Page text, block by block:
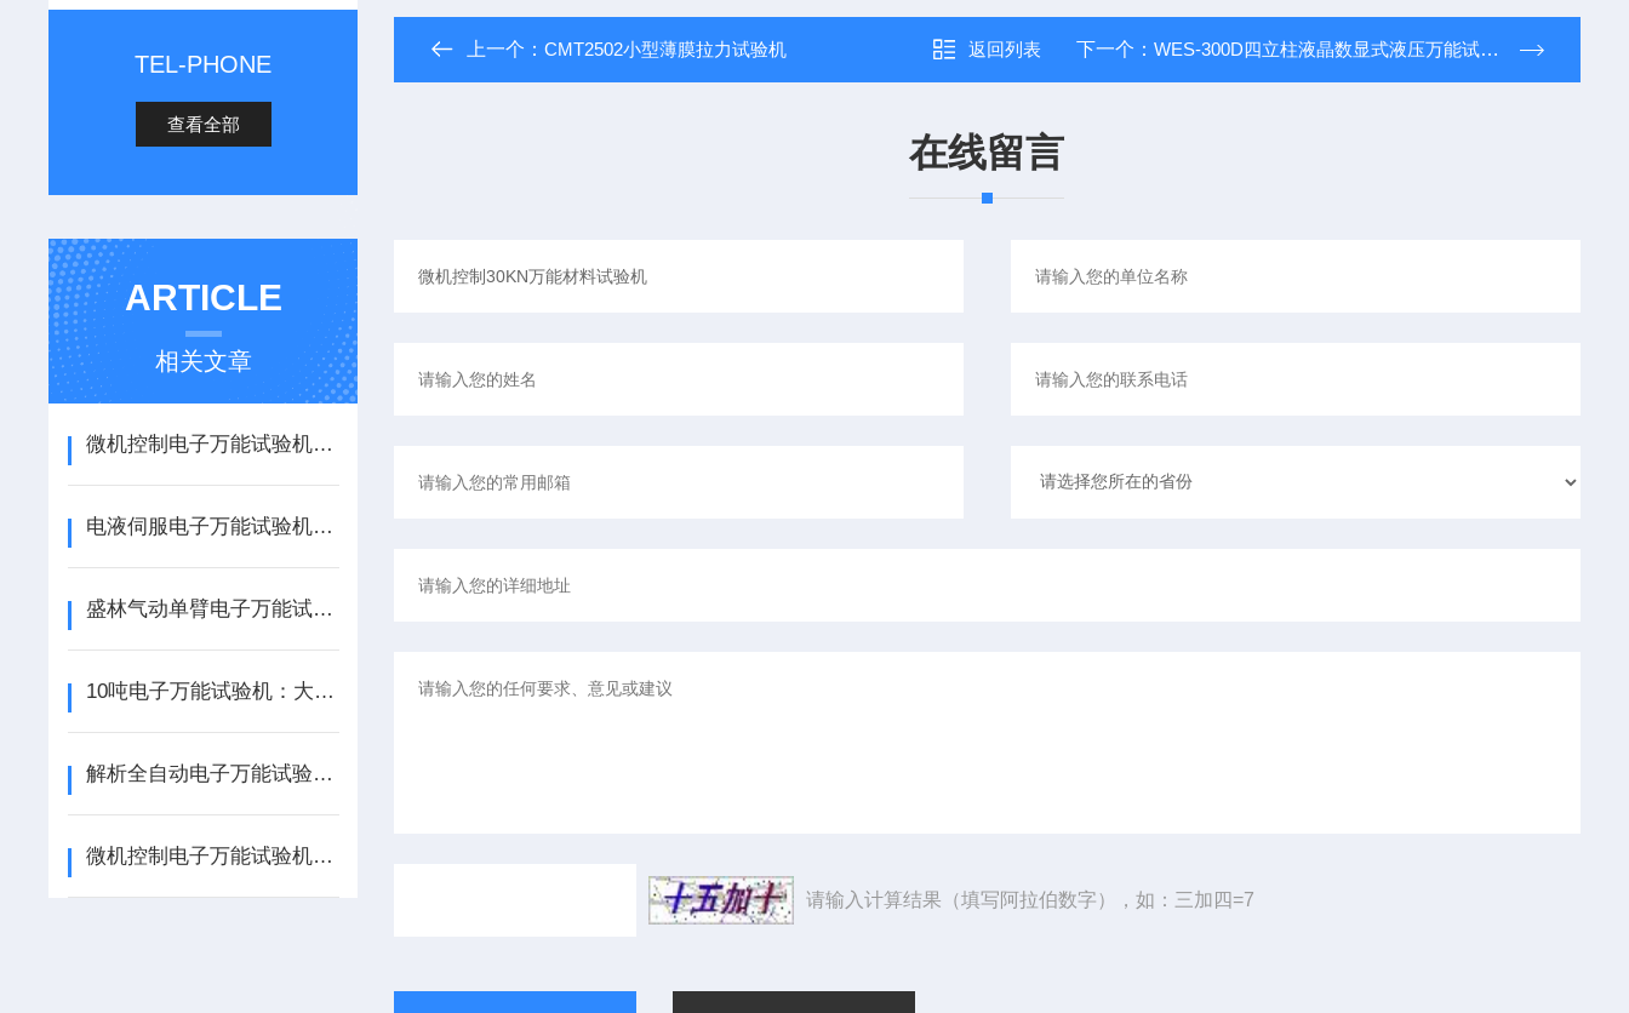
TEL-PHONE
查看全部
ARTICLE
相关文章
微机控制电子万能试验机日常维护与故障排查指南
电液伺服电子万能试验机——盛林精密：高精度材料力学测试核心设备
盛林气动单臂电子万能试验机 助力化工薄膜材料高精度力学检测
10吨电子万能试验机：大载荷材料力学测试的优选方案
解析全自动电子万能试验机的工作原理与系统构成
微机控制电子万能试验机的深度应用：从静态测试到复杂循环加载
上一个：CMT2502小型薄膜拉力试验机 返回列表 下一个： WES-300D四立柱液晶数显式液压万能试验机
在线留言
请输入计算结果（填写阿拉伯数字），如：三加四=7